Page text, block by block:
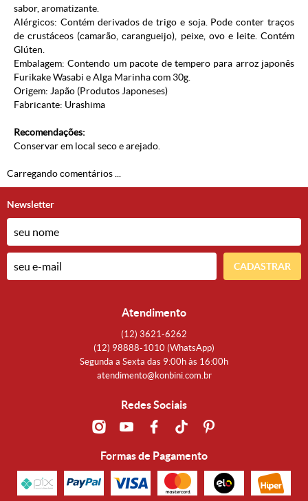
sabor, aromatizante.
Alérgicos: Contém derivados de trigo e soja. Pode conter traços
de crustáceos (camarão, carangueijo), peixe, ovo e leite. Contém
Glúten.
Embalagem: Contendo um pacote de tempero para arroz japonês
FurikakeWasabi e Alga Marinhacom 30g.
Origem: Japão (Produtos Japoneses)
Fabricante: Urashima
Recomendações:
Conservar em local seco e arejado.
Carregando comentários ...
Newsletter
CADASTRAR
Atendimento
(12) 3621-6262
(12) 98888-1010 (WhatsApp)
Segunda a Sexta das 9:00h às 16:00h
atendimento@konbini.com.br
Redes Sociais
Formas de Pagamento